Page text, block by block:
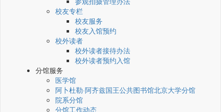
校友专栏
校友服务
校友入馆预约
校外读者
校外读者接待办法
校外读者预约入馆
分馆服务
医学馆
阿卜杜勒·阿齐兹国王公共图书馆北京大学分馆
院系分馆
分馆工作动态